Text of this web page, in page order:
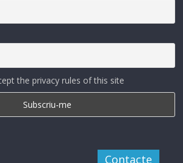
the privacy rules of this site
Contacte